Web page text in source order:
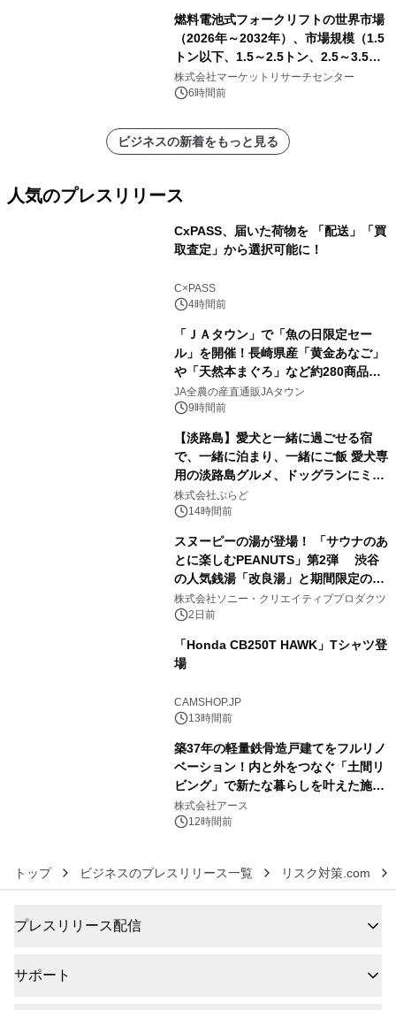
燃料電池式フォークリフトの世界市場
（2026年～2032年）、市場規模（1.5
トン以下、1.5～2.5トン、2.5～3.5ト
ン、3.5～5.0トン、その他）・分析レ
ポートを発表
株式会社マーケットリサーチセンター
6時間前
ビジネスの新着をもっと見る
人気のプレスリリース
CxPASS、届いた荷物を 「配送」「買
取査定」から選択可能に！
C×PASS
4時間前
「ＪＡタウン」で「魚の日限定セー
ル」を開催！長崎県産「黄金あなご」
や「天然本まぐろ」など約280商品を
販売！～毎月１０日の定例企画～
JA全農の産直通販JAタウン
9時間前
【淡路島】愛犬と一緒に過ごせる宿
で、一緒に泊まり、一緒にご飯 愛犬専
用の淡路島グルメ、ドッグランにミニ
プール グランピングとトレーラーハウ
スの2施設で
株式会社ぷらど
14時間前
スヌーピーの湯が登場！ 「サウナのあ
とに楽しむPEANUTS」第2弾 渋谷
の人気銭湯「改良湯」と期間限定のコ
ラボレーション サウナイキタイコラ
ボグッズも発売決定！
株式会社ソニー・クリエイティブプロダクツ
2日前
「Honda CB250T HAWK」Tシャツ登
場
CAMSHOP.JP
13時間前
築37年の軽量鉄骨造戸建てをフルリノ
ベーション！内と外をつなぐ「土間リ
ビング」で新たな暮らしを叶えた施工
事例を株式会社アースが公開
株式会社アース
12時間前
トップ ビジネスのプレスリリース一覧 リスク対策.com
プレスリリース配信
サポート